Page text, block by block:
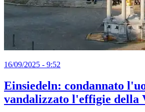
16/09/2025 - 9:52
Einsiedeln: condannato
vandalizzato l'effigie della